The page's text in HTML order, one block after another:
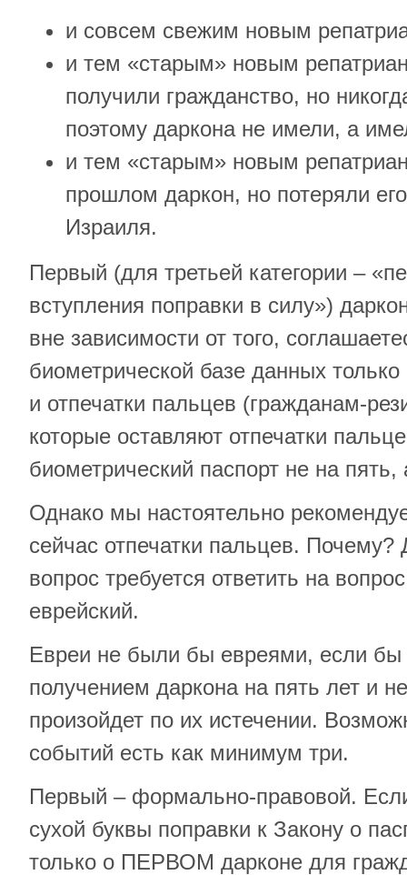
и совсем свежим новым
и тем «старым» новым
получили гражданство, но
поэтому даркона не имели, а
и тем «старым» новым
прошлом даркон, но потеряли
Израиля.
Первый (для третьей категории –
вступления поправки в силу»)
вне зависимости от того,
биометрической базе данных
и отпечатки пальцев (гражданам-
которые оставляют отпечатки
биометрический паспорт не на пять,
Однако мы настоятельно
сейчас отпечатки пальцев. Почему?
вопрос требуется ответить на
еврейский.
Евреи не были бы евреями, если бы
получением даркона на пять лет и
произойдет по их истечении.
событий есть как минимум три.
Первый – формально-правовой.
сухой буквы поправки к Закону о
только о ПЕРВОМ дарконе для